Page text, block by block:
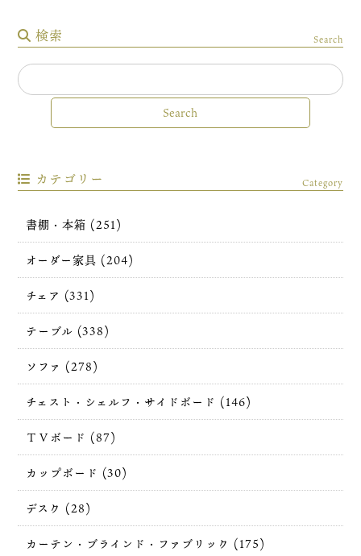
検索 Search
カテゴリー Category
書棚・本箱 (251)
オーダー家具 (204)
チェア (331)
テーブル (338)
ソファ (278)
チェスト・シェルフ・サイドボード (146)
ＴＶボード (87)
カップボード (30)
デスク (28)
カーテン・ブラインド・ファブリック (175)